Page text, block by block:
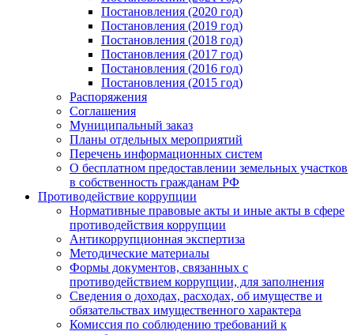
Постановления (2020 год)
Постановления (2019 год)
Постановления (2018 год)
Постановления (2017 год)
Постановления (2016 год)
Постановления (2015 год)
Распоряжения
Соглашения
Муниципальный заказ
Планы отдельных мероприятий
Перечень информационных систем
О бесплатном предоставлении земельных участков
в собственность гражданам РФ
Противодействие коррупции
Нормативные правовые акты и иные акты в сфере
противодействия коррупции
Антикоррупционная экспертиза
Методические материалы
Формы документов, связанных с
противодействием коррупции, для заполнения
Сведения о доходах, расходах, об имуществе и
обязательствах имущественного характера
Комиссия по соблюдению требований к